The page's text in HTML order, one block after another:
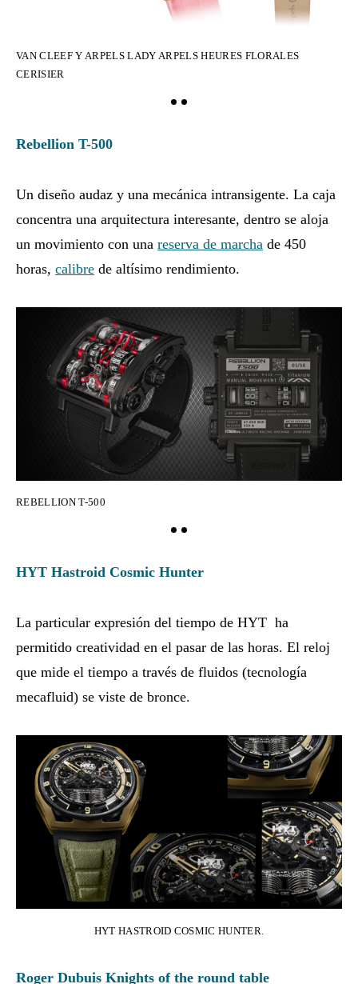
VAN CLEEF Y ARPELS LADY ARPELS HEURES FLORALES
CERISIER
Rebellion T-500
Un diseño audaz y una mecánica intransigente. La caja
concentra una arquitectura interesante, dentro se aloja
un movimiento con una reserva de marcha de 450
horas, calibre de altísimo rendimiento.
REBELLION T-500
HYT Hastroid Cosmic Hunter
La particular expresión del tiempo de HYT ha
permitido creatividad en el pasar de las horas. El reloj
que mide el tiempo a través de fluidos (tecnología
mecafluid) se viste de bronce.
HYT HASTROID COSMIC HUNTER.
Roger Dubuis Knights of the round table